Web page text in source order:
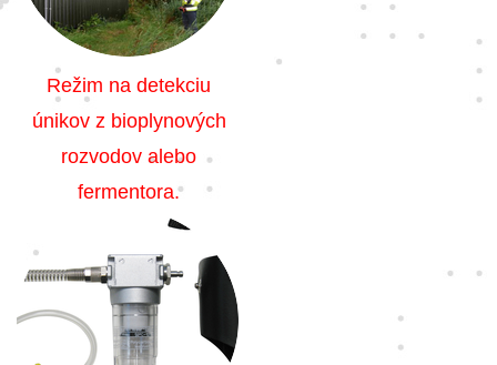
Režim na detekciu
únikov z bioplynových
rozvodov alebo
fermentora.